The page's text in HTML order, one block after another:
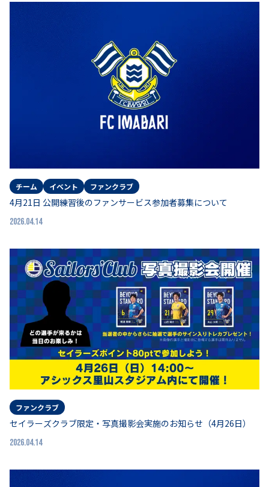
チーム イベント ファンクラブ
4月21日 公開練習後のファンサービス参加者募集について
2026.04.14
ファンクラブ
セイラーズクラブ限定・写真撮影会実施のお知らせ（4月26日）
2026.04.14